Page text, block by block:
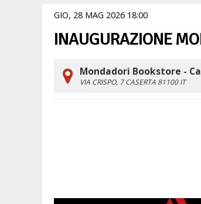
GIO, 28 MAG 2026 1800
INAUGURAZIONE
Mondadori Bookstore -
VIA CRISPO, 7CASERTA 81100 IT